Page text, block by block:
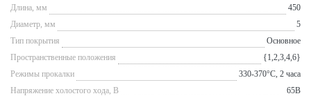
Длина, мм
450
Диаметр, мм
5
Тип покрытия
Основное
Пространственные положения
{1,2,3,4,6}
Режимы прокалки
330-370°С, 2 часа
Напряжение холостого хода, В
65В